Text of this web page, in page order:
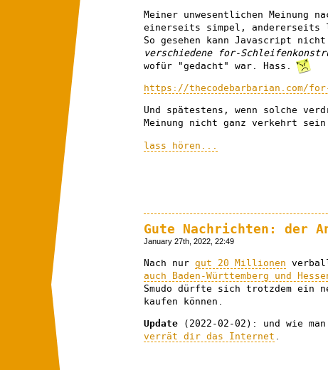
Meiner unwesentlichen Meinung
einerseits simpel,
So gesehen kann Javascript
verschiedene for-
wofür "gedacht" war. Hass.
https://thecodebarbarian.com/
Und spätestens, wenn solche
Meinung nicht ganz verkehrt sein
lass hören...
Gute Nachrichten: der
January 27th, 2022, 22:49
Nach nur gut 20 Millionen
auch Baden-Württemberg und
Smudo dürfte sich trotzdem ein
kaufen können.
Update
(2022-02-02): und wie
verrät dir das Internet .